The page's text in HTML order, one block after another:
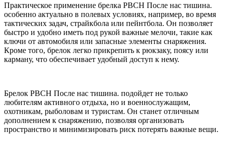
Практическое применение брелка РВСН После нас тишина.
особенно актуально в полевых условиях, например, во время
тактических задач, страйкбола или пейнтбола. Он позволяет
быстро и удобно иметь под рукой важные мелочи, такие как
ключи от автомобиля или запасные элементы снаряжения.
Кроме того, брелок легко прикрепить к рюкзаку, поясу или
карману, что обеспечивает удобный доступ к нему.
Брелок РВСН После нас тишина. подойдет не только
любителям активного отдыха, но и военнослужащим,
охотникам, рыболовам и туристам. Он станет отличным
дополнением к снаряжению, позволяя организовать
пространство и минимизировать риск потерять важные вещи.